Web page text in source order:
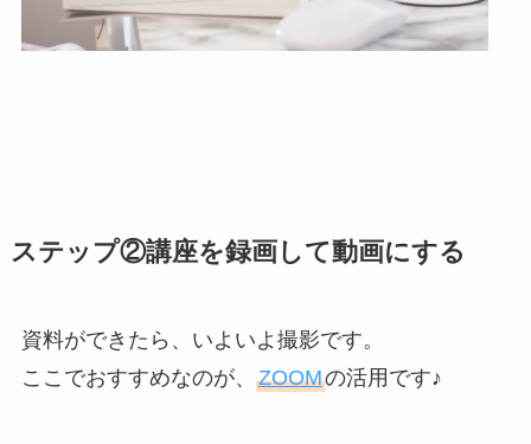
ステップ②講座を録画して動画にする
資料ができたら、いよいよ撮影です。
ここでおすすめなのが、 ZOOMの活用です♪